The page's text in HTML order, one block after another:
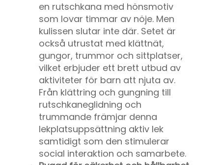
en rutschkana med hönsmotiv
som lovar timmar av nöje. Men
kulissen slutar inte där. Setet är
också utrustat med klättnät,
gungor, trummor och sittplatser,
vilket erbjuder ett brett utbud av
aktiviteter för barn att njuta av.
Från klättring och gungning till
rutschkaneglidning och
trummande främjar denna
lekplatsuppsättning aktiv lek
samtidigt som den stimulerar
social interaktion och samarbete.